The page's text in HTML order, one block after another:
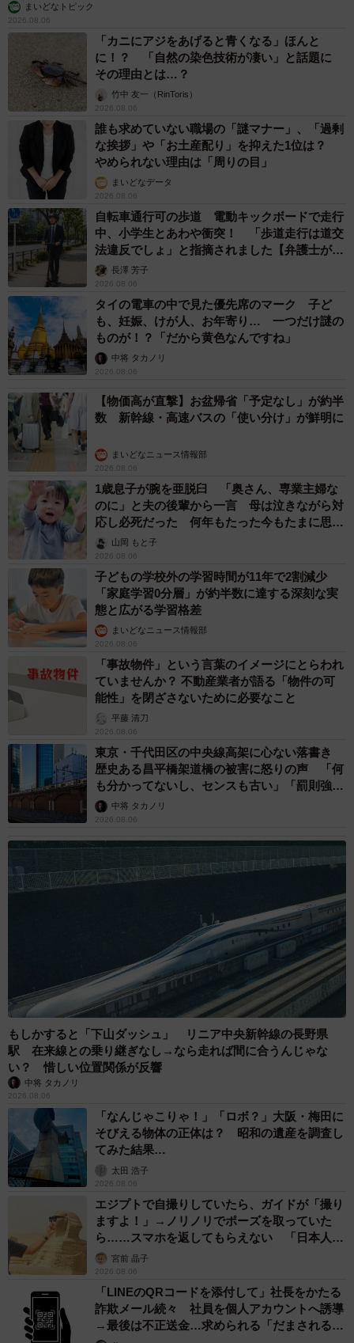
まいどなトピック
2026.08.06
「カニにアジをあげると青くなる」ほんと
に！？ 「自然の染色技術が凄い」と話題に
その理由とは…？
竹中 友一（RinToris）
2026.08.06
誰も求めていない職場の「謎マナー」、「過剰
な挨拶」や「お土産配り」を抑えた1位は？
やめられない理由は「周りの目」
まいどなデータ
2026.08.06
自転車通行可の歩道 電動キックボードで走行
中、小学生とあわや衝突！ 「歩道走行は道交
法違反でしょ」と指摘されました【弁護士が解
説】長澤 芳子
2026.08.06
タイの電車の中で見た優先席のマーク 子ど
も、妊娠、けが人、お年寄り… 一つだけ謎の
ものが！？「だから黄色なんですね」
中将 タカノリ
2026.08.06
【物価高が直撃】お盆帰省「予定なし」が約半
数 新幹線・高速バスの「使い分け」が鮮明に
まいどなニュース情報部
2026.08.06
1歳息子が腕を亜脱臼 「奥さん、専業主婦な
のに」と夫の後輩から一言 母は泣きながら対
応し必死だった 何年もたった今もたまに思い
出し…山岡 もと子
2026.08.06
子どもの学校外の学習時間が11年で2割減少
「家庭学習0分層」が約半数に達する深刻な実
態と広がる学習格差
まいどなニュース情報部
2026.08.06
「事故物件」という言葉のイメージにとらわれ
ていませんか？ 不動産業者が語る「物件の可
能性」を閉ざさないために必要なこと
平藤 清刀
2026.08.06
東京・千代田区の中央線高架に心ない落書き
歴史ある昌平橋架道橋の被害に怒りの声 「何
も分かってないし、センスも古い」「罰則強化
して」中将 タカノリ
2026.08.06
もしかすると「下山ダッシュ」 リニア中央新幹線の長野県
駅 在来線との乗り継ぎなし→なら走れば間に合うんじゃな
い？ 惜しい位置関係が反響
中将 タカノリ
2026.08.06
「なんじゃこりゃ！」「ロボ？」大阪・梅田に
そびえる物体の正体は？ 昭和の遺産を調査し
てみた結果…
太田 浩子
2026.08.06
エジプトで自撮りしていたら、ガイドが「撮り
ますよ！」→ノリノリでポーズを取っていた
ら……スマホを返してもらえない 「日本人は
カモ代表かも」「私は6時間で3万円払った」
宮前 晶子
2026.08.06
「LINEのQRコードを添付して」社長をかたる
詐欺メール続々 社員を個人アカウントへ誘導
→最後は不正送金…求められる「だまされる前